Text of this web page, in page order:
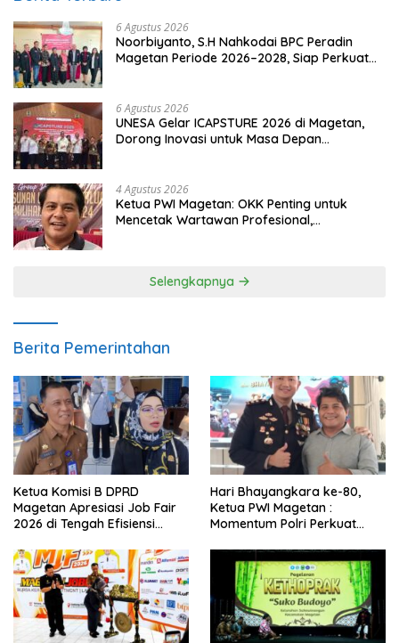
6 Agustus 2026
Noorbiyanto, S.H Nahkodai BPC Peradin
Magetan Periode 2026–2028, Siap Perkuat
6 Agustus 2026
UNESA Gelar ICAPSTURE 2026 di Magetan,
Dorong Inovasi untuk Masa Depan
4 Agustus 2026
Ketua PWI Magetan: OKK Penting untuk
Mencetak Wartawan Profesional,
Selengkapnya
Berita Pemerintahan
Ketua Komisi B DPRD
Magetan Apresiasi Job Fair
2026 di Tengah Efisiensi
Hari Bhayangkara ke-80,
Ketua PWI Magetan :
Momentum Polri Perkuat